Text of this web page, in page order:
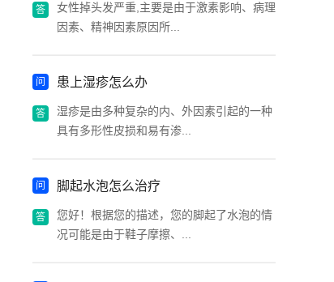
女性掉头发严重,主要是由于激素影响、病理
因素、精神因素原因所...
患上湿疹怎么办
湿疹是由多种复杂的内、外因素引起的一种
具有多形性皮损和易有渗...
脚起水泡怎么治疗
您好！根据您的描述，您的脚起了水泡的情
况可能是由于鞋子摩擦、...